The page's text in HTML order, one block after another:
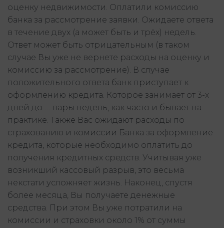
оценку недвижимости. Оплатили комиссию
банка за рассмотрение заявки. Ожидаете ответа
в течение двух (а может быть и трёх) недель.
Ответ может быть отрицательным (в таком
случае Вы уже не вернете расходы на оценку и
комиссию за рассмотрение). В случае
положительного ответа банк приступает к
оформлению кредита. Которое занимает от 3-х
дней до … пары недель, как часто и бывает на
практике. Также Вас ожидают расходы по
страхованию и комиссии Банка за оформление
кредита, которые необходимо оплатить до
получения кредитных средств. Учитывая уже
возникший кассовый разрыв, это весьма
некстати усложняет жизнь. Наконец, спустя
более месяца, Вы получаете денежные
средства. При этом Вы уже потратили на
комиссии и страховки около 1% от суммы